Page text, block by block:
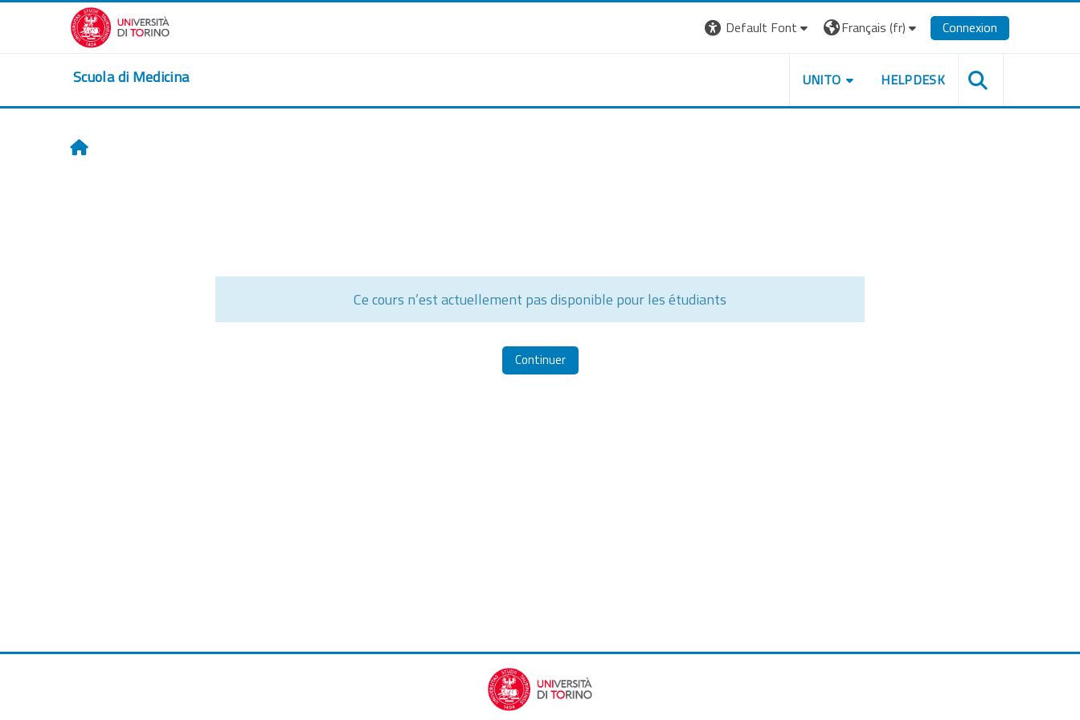
Passer au contenu principal
Default Font
Français ‎(fr)‎ Connexion
Scuola di Medicina UNITO HELPDESK
Accueil
Ce cours n’est actuellement pas disponible pour les étudiants
Continuer